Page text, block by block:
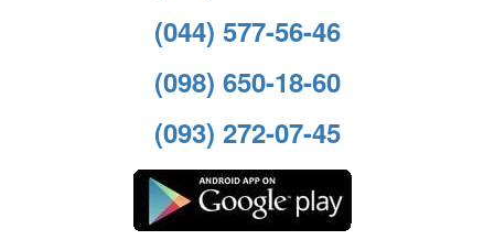
(044) 577-56-46
(098) 650-18-60
(093) 272-07-45